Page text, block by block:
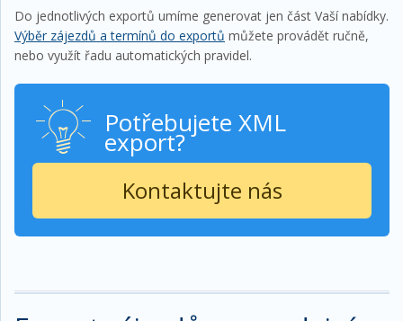
Do jednotlivých exportů umíme generovat jen část Vaší nabídky.
Výběr zájezdů a termínů do exportů můžete provádět ručně,
nebo využít řadu automatických pravidel.
Potřebujete XML
export?
Kontaktujte nás